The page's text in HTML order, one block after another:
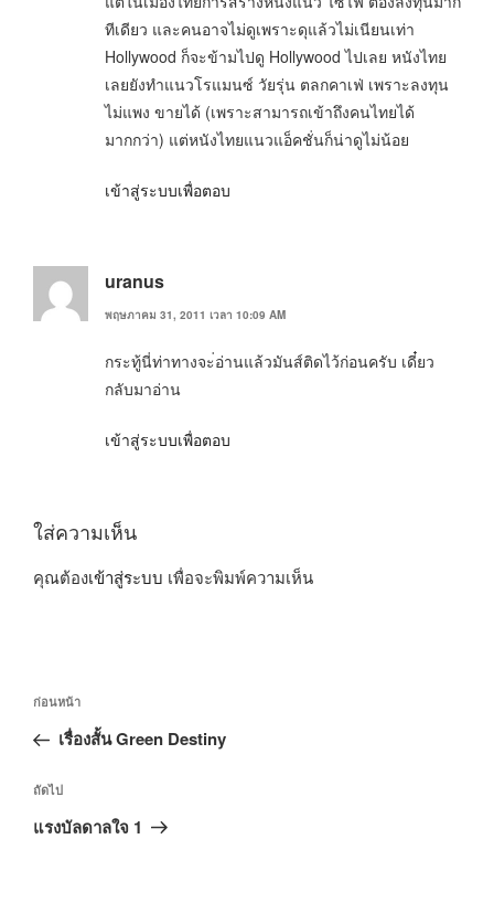
ทีเดียว และคนอาจไม่ดูเพราะดุแล้วไม่เนียนเท่า
Hollywood ก็จะข้ามไปดู Hollywood ไปเลย หนังไทย
เลยยังทำแนวโรแมนซ์ วัยรุ่น ตลกคาเฟ่ เพราะลงทุน
ไม่แพง ขายได้ (เพราะสามารถเข้าถึงคนไทยได้
มากกว่า) แต่หนังไทยแนวแอ็คชั่นก็น่าดูไม่น้อย
เข้าสู่ระบบเพื่อตอบ
uranus
พฤษภาคม 31, 2011 เวลา 10:09 AM
กระทู้นี่ท่าทางจะ่อ่านแล้วมันส์ติดไว้ก่อนครับ เดี๋ยว
กลับมาอ่าน
เข้าสู่ระบบเพื่อตอบ
ใส่ความเห็น
คุณต้องเข้าสู่ระบบ เพื่อจะพิมพ์ความเห็น
แนะแนว
เรื่อง
เรื่อง
ก่อน
ก่อนหน้า
เรื่องสั้น Green Destiny
เรื่อง
ถัด
ถัดไป
แรงบัลดาลใจ 1